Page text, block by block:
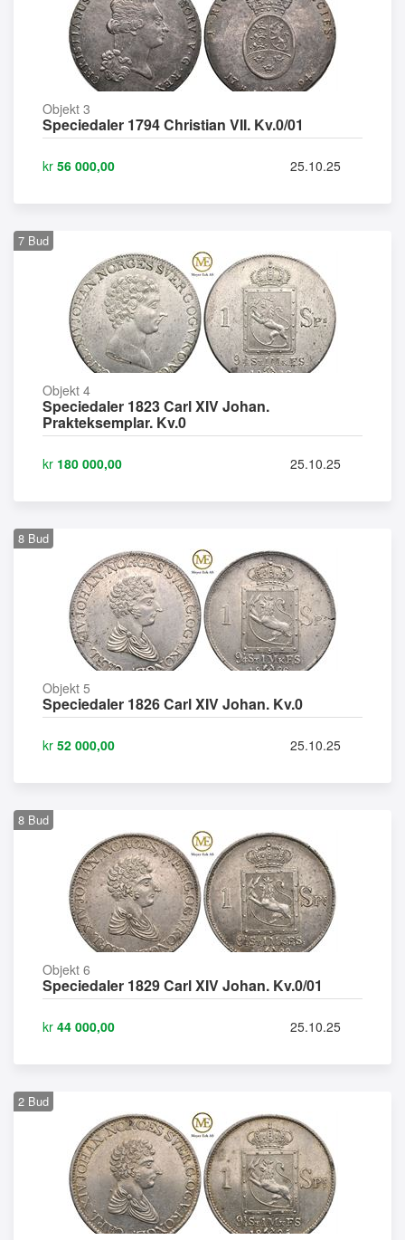
Objekt 3
Speciedaler 1794 Christian VII. Kv.0/01
kr 56 000,00 25.10.25
7 Bud
Objekt 4
Speciedaler 1823 Carl XIV Johan.
Prakteksemplar. Kv.0
kr 180 000,00 25.10.25
8 Bud
Objekt 5
Speciedaler 1826 Carl XIV Johan. Kv.0
kr 52 000,00 25.10.25
8 Bud
Objekt 6
Speciedaler 1829 Carl XIV Johan. Kv.0/01
kr 44 000,00 25.10.25
2 Bud